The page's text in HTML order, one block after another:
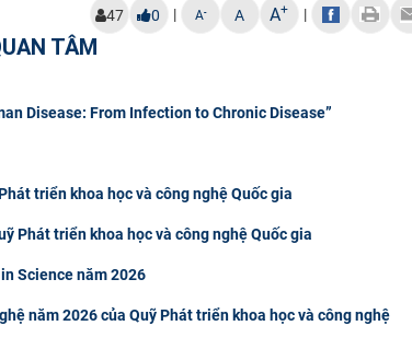
47 0 | A- A A+ |
TÂM
Disease: From Infection to Chronic Disease”
triển khoa học và công nghệ Quốc gia
Phát triển khoa học và công nghệ Quốc gia
Science năm 2026
năm 2026 của Quỹ Phát triển khoa học và công nghệ